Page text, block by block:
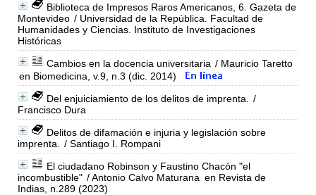
Biblioteca de Impresos Raros Americanos, 6. Gazeta de
Montevideo / Universidad de la República. Facultad de
Humanidades y Ciencias. Instituto de Investigaciones
Históricas
Cambios en la docencia universitaria / Mauricio Taretto
en Biomedicina, v.9, n.3 (dic. 2014)
Del enjuiciamiento de los delitos de imprenta.
/
Francisco Dura
Delitos de difamación e injuria y legislación sobre
imprenta.
/ Santiago I. Rompani
El ciudadano Robinson y Faustino Chacón "el
incombustible" / Antonio Calvo Maturana en Revista de
Indias, n.289 (2023)